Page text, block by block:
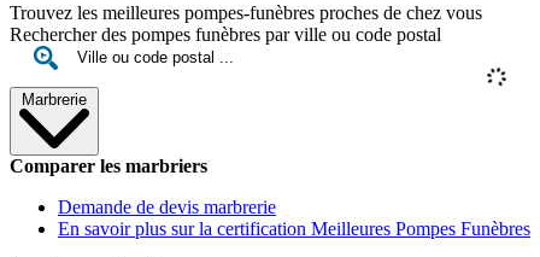
Trouvez les meilleures pompes-funèbres proches de chez vous
Rechercher des pompes funèbres par ville ou code postal
Marbrerie
Comparer les marbriers
Demande de devis marbrerie
En savoir plus sur la certification Meilleures Pompes Funèbres